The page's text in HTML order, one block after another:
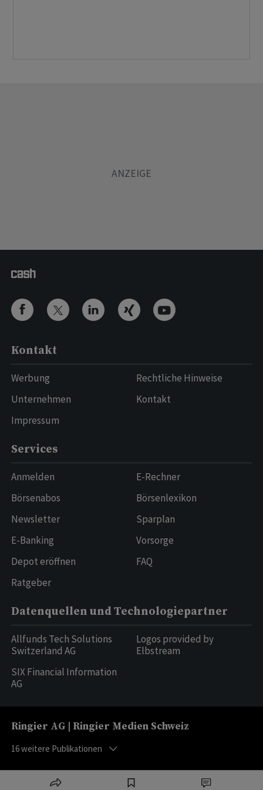
Kontakt
Werbung
Unternehmen
Impressum
Rechtliche Hinweise
Kontakt
Services
Anmelden
Börsenabos
Newsletter
E-Banking
Depot eröffnen
Ratgeber
E-Rechner
Börsenlexikon
Sparplan
Vorsorge
FAQ
Datenquellen und Technologiepartner
Allfunds Tech Solutions
Switzerland AG
SIX Financial Information
AG
Logos provided by
Elbstream
Ringier AG | Ringier Medien Schweiz
16weitere Publikationen